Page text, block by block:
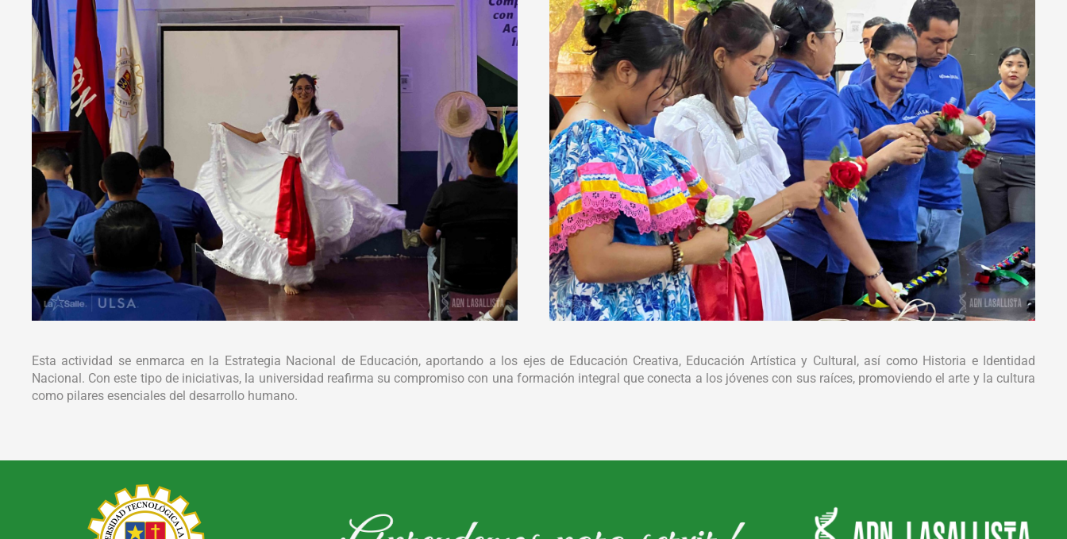
Esta actividad se enmarca en la Estrategia Nacional de Educación, aportando a los ejes de Educación Creativa, Educación Artística y Cultural, así como Historia e Identidad
Nacional. Con este tipo de iniciativas, la universidad reafirma su compromiso con una formación integral que conecta a los jóvenes con sus raíces, promoviendo el arte y la cultura
como pilares esenciales del desarrollo humano.